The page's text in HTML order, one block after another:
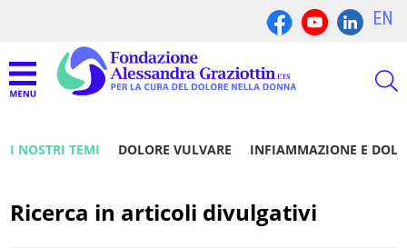
EN
I NOSTRI TEMI DOLORE VULVARE INFIAMMAZIONE E
Ricerca in articoli divulgativi